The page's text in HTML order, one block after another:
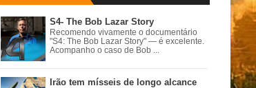
S4- The Bob Lazar Story
Recomendo vivamente o documentário
"S4: The Bob Lazar Story" — é excelente.
Acompanho o caso de Bob ...
Irão tem mísseis de longo alcance